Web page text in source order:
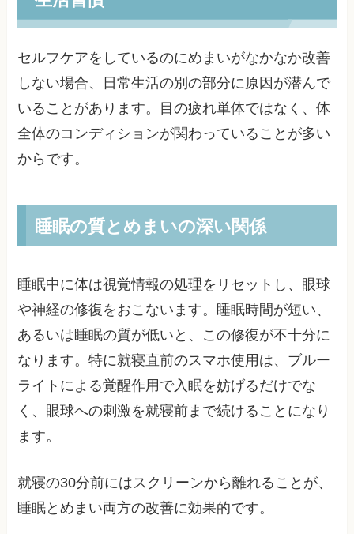
セルフケアをしているのにめまいがなかなか改善
しない場合、日常生活の別の部分に原因が潜んで
いることがあります。目の疲れ単体ではなく、体
全体のコンディションが関わっていることが多い
からです。
睡眠の質とめまいの深い関係
睡眠中に体は視覚情報の処理をリセットし、眼球
や神経の修復をおこないます。睡眠時間が短い、
あるいは睡眠の質が低いと、この修復が不十分に
なります。特に就寝直前のスマホ使用は、ブルー
ライトによる覚醒作用で入眠を妨げるだけでな
く、眼球への刺激を就寝前まで続けることになり
ます。
就寝の30分前にはスクリーンから離れることが、
睡眠とめまい両方の改善に効果的です。